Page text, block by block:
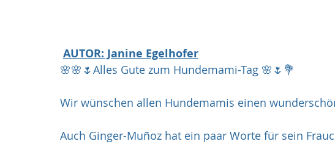
AUTOR: Janine Egelhofer
🌸🌸🌷Alles Gute zum Hundemami-Tag 🌸🌷💐
Wir wünschen allen Hundemamis einen
Auch Ginger-Muñoz hat ein paar Worte für sein